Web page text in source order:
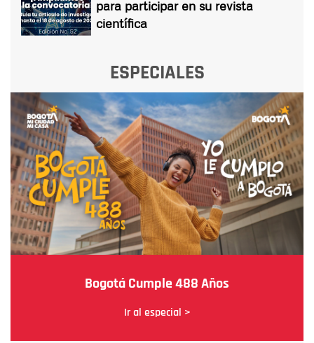
para participar en su revista
científica
ESPECIALES
Bogotá Cumple 488 Años
Ir al especial >